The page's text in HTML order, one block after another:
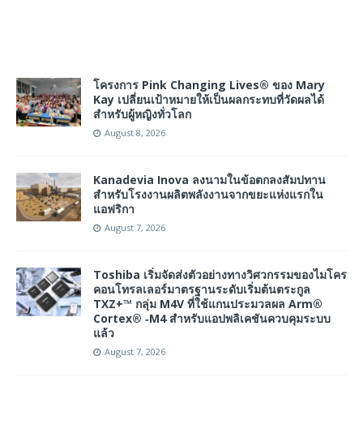
โครงการ Pink Changing Lives® ของ Mary
Kay เปลี่ยนเป้าหมายให้เป็นผลกระทบที่วัดผลได้
สำหรับผู้หญิงทั่วโลก
August 8, 2026
Kanadevia Inova ลงนามในข้อตกลงสัมปทาน
สำหรับโรงงานผลิตพลังงานจากขยะแห่งแรกใน
แอฟริกา
August 7, 2026
Toshiba เริ่มจัดส่งตัวอย่างทางวิศวกรรมของไมโคร
คอนโทรลเลอร์มาตรฐานระดับเริ่มต้นตระกูล
TXZ+™ กลุ่ม M4V ที่ใช้แกนประมวลผล Arm®
Cortex® ‑M4 สำหรับแอปพลิเคชันควบคุมระบบ
แล้ว
August 7, 2026